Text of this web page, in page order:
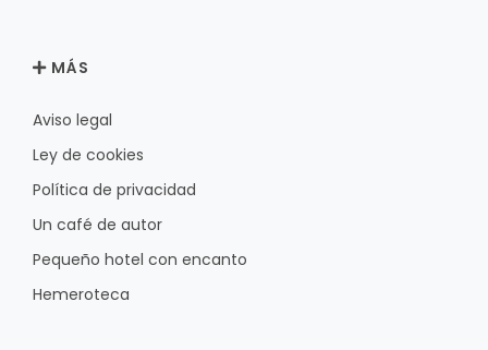
MÁS
Aviso legal
Ley de cookies
Política de privacidad
Un café de autor
Pequeño hotel con encanto
Hemeroteca